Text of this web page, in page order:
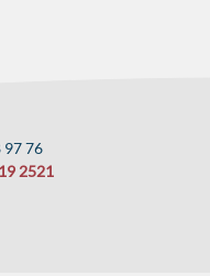
97 76
2521